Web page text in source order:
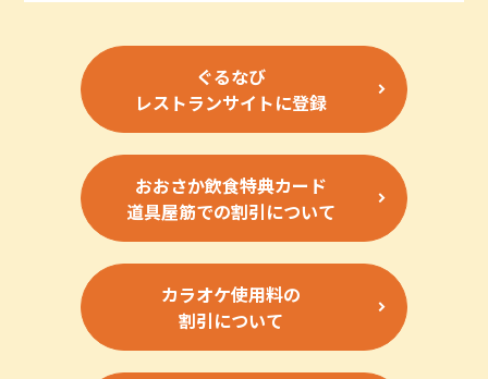
ぐるなび
レストランサイトに登録
おおさか飲食特典カード
道具屋筋での割引について
カラオケ使用料の
割引について